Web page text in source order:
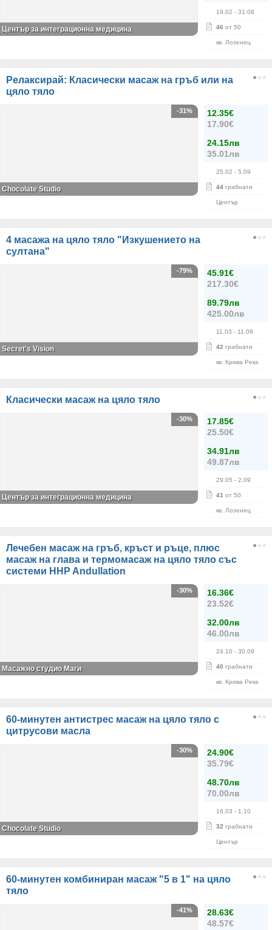
19.02 - 31.08
46 от 50
кв. Лозенец
Център за интеграционна медицина
Релаксирай: Класически масаж на гръб или на
цяло тяло
12.35€
17.90€
24.15лв
35.01лв
25.02 - 5.09
44 грабнати
Център
-31%
Chocolate Studio
4 масажа на цяло тяло "Изкушението на
султана"
45.91€
217.30€
89.79лв
425.00лв
11.03 - 11.09
42 грабнати
кв. Крива Река
-79%
Secret's Vision
Класически масаж на цяло тяло
17.85€
25.50€
34.91лв
49.87лв
29.05 - 2.09
41 от 50
кв. Лозенец
-30%
Център за интеграционна медицина
Лечебен масаж на гръб, кръст и ръце, плюс
масаж на глава и термомасаж на цяло тяло със
системи HHP Andullation
16.36€
23.52€
32.00лв
46.00лв
24.10 - 30.09
40 грабнати
кв. Крива Река
-30%
Масажно студио Маги
60-минутен антистрес масаж на цяло тяло с
цитрусови масла
24.90€
35.79€
48.70лв
70.00лв
16.03 - 1.10
32 грабнати
Център
-30%
Chocolate Studio
60-минутен комбиниран масаж "5 в 1" на цяло
тяло
28.63€
48.57€
-41%